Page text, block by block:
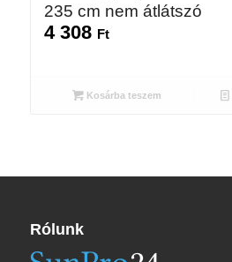
235 cm nem átlátszó
4 308 Ft
Kosárba teszem
Rólunk